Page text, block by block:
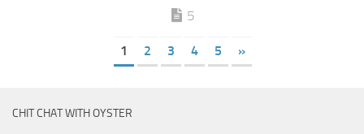
5
1 2 3 4 5 »
CHIT CHAT WITH OYSTER